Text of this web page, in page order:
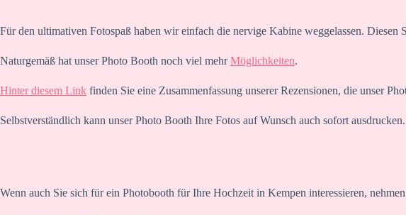
Für den ultimativen Fotospaß haben wir einfach die nervige Kabine weggelassen. Diesen
Naturgemäß hat unser Photo Booth noch viel mehrMöglichkeiten.
Hinter diesem Link finden Sie eine Zusammenfassung unserer Rezensionen, die unser
Selbstverständlich kann unser Photo Booth Ihre Fotos auf Wunsch auch sofort ausdrucken.
Wenn auch Sie sich für ein Photobooth für Ihre Hochzeit in Kempen interessieren,